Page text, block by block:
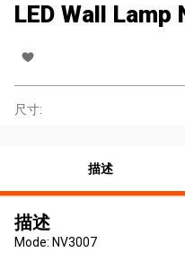
LED Wall Lamp
尺寸:
描述
描述
Mode: NV3007